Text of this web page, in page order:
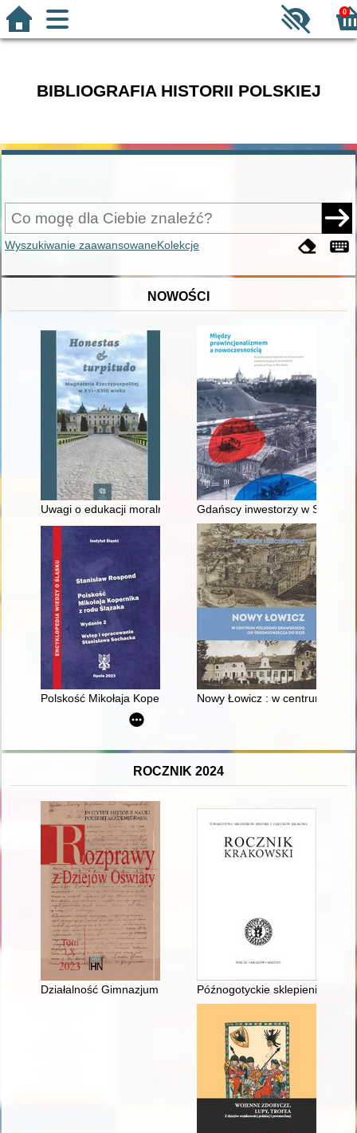
0
BIBLIOGRAFIA HISTORII POLSKIEJ
Wyszukiwanie zaawansowaneKolekcje
NOWOŚCI
Uwagi o edukacji moralnej synów szlacheckich w XVI-
Gdańscy inwestorzy w
Polskość Mikołaja Kopernika z rodu ŚlązakaNowy Łowicz : w centrum
ROCZNIK 2024
Działalność Gimnazjum Miejskiego w Ostrzeszowie w
Późnogotyckie sklepienia w